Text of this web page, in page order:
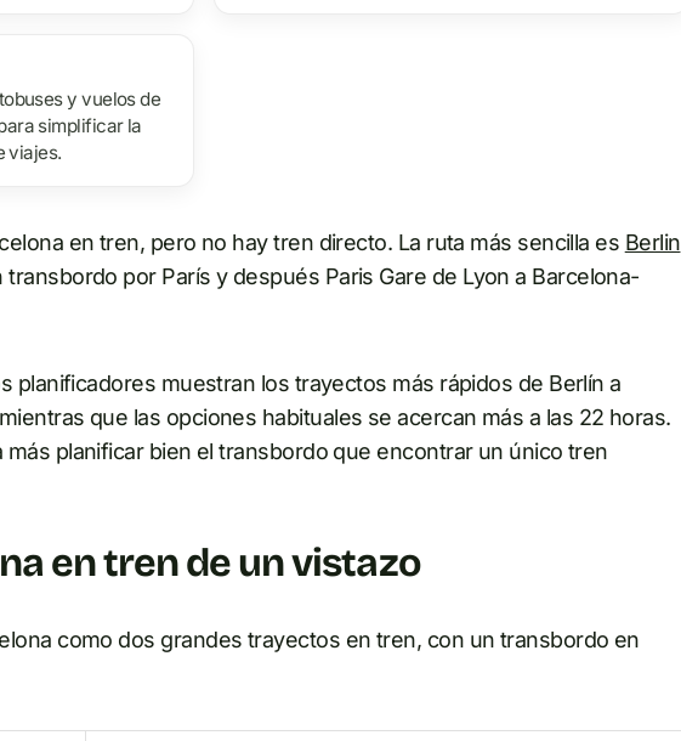
y vuelos de
simplificar la
viajes.
en tren, pero no hay tren directo. La ruta más sencilla es Berlin
transbordo por París y después Paris Gare de Lyon a Barcelona-
planificadores muestran los trayectos más rápidos de Berlín a
que las opciones habituales se acercan más a las 22 horas.
planificar bien el transbordo que encontrar un único tren
en tren de un vistazo
como dos grandes trayectos en tren, con un transbordo en